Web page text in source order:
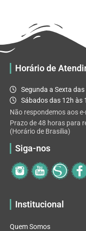
Horário de
Segunda a Sexta
Sábados das 12h às
Não respondemos aos
Prazo de 48 horas para
(Horário de Brasilia)
Siga-nos
Institucional
Quem Somos